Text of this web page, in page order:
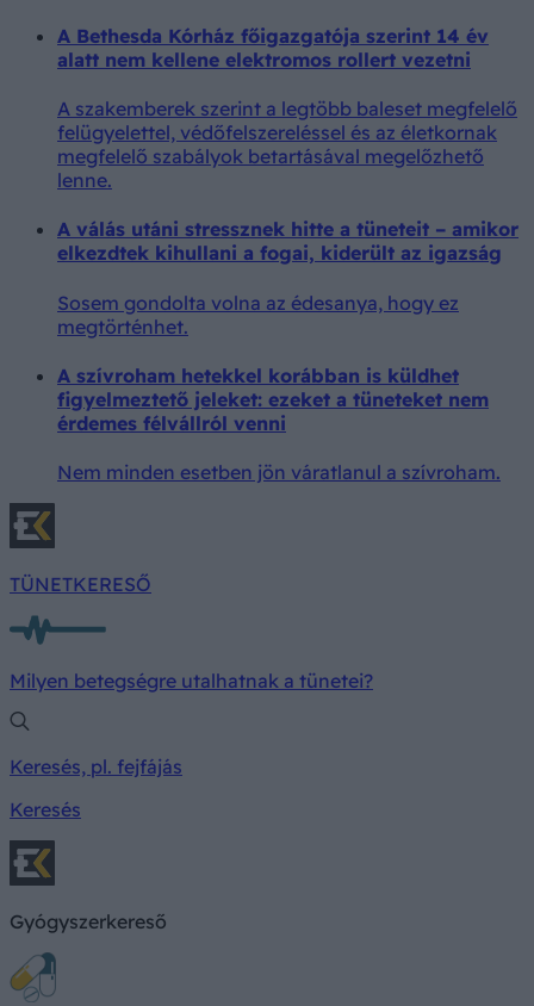
A Bethesda Kórház főigazgatója szerint 14 év
alatt nem kellene elektromos rollert vezetni
A szakemberek szerint a legtöbb baleset megfelelő
felügyelettel, védőfelszereléssel és az életkornak
megfelelő szabályok betartásával megelőzhető
lenne.
A válás utáni stressznek hitte a tüneteit – amikor
elkezdtek kihullani a fogai, kiderült az igazság
Sosem gondolta volna az édesanya, hogy ez
megtörténhet.
A szívroham hetekkel korábban is küldhet
figyelmeztető jeleket: ezeket a tüneteket nem
érdemes félvállról venni
Nem minden esetben jön váratlanul a szívroham.
TÜNETKERESŐ
Milyen betegségre utalhatnak a tünetei?
Keresés, pl. fejfájás
Keresés
Gyógyszerkereső